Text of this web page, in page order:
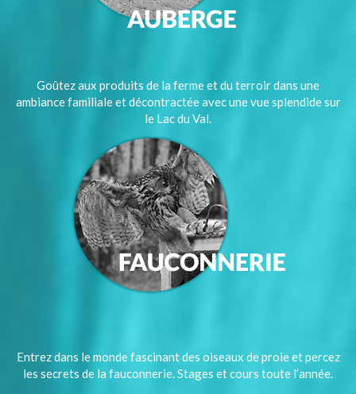
Goûtez aux produits de la ferme et du terroir dans une
ambiance familiale et décontractée avec une vue splendide sur
le Lac du Val.
Entrez dans le monde fascinant des oiseaux de proie et percez
les secrets de la fauconnerie. Stages et cours toute l’année.